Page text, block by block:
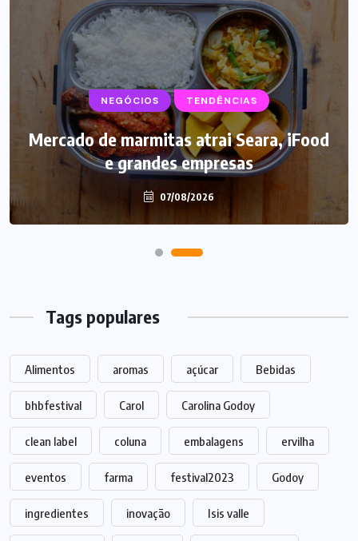
NEGÓCIOS TENDÊNCIAS
Mercado de marmitas atrai Seara, iFood
e grandes empresas
07/08/2026
SUPLEMENTOS
Caffeine Army lança campanha para o
Dia dos Pais
07/08/2026
Tags populares
Alimentos aromas açúcar Bebidas
bhbfestival Carol Carolina Godoy
clean label coluna embalagens ervilha
eventos farma festival2023 Godoy
ingredientes inovação Isis valle